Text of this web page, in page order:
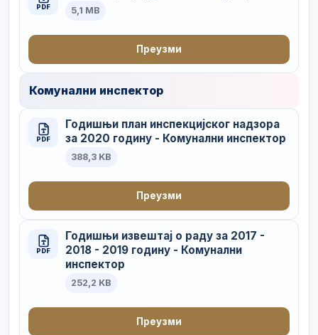
PDF 5,1 MB
Преузми
Комунални инспектор
PDF
Годишњи план инспекцијског надзора
за 2020 годину - Комунални инспектор
388,3 KB
Преузми
PDF
Годишњи извештај о раду за 2017 -
2018 - 2019 годину - Комунални
инспектор
252,2 KB
Преузми